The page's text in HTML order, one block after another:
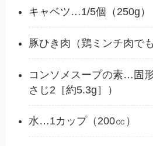
キャベツ…1/5個（250g）
豚ひき肉（鶏ミンチ肉で
コンソメスープの素…固
さじ2［約5.3g］）
水…1カップ（200㏄）